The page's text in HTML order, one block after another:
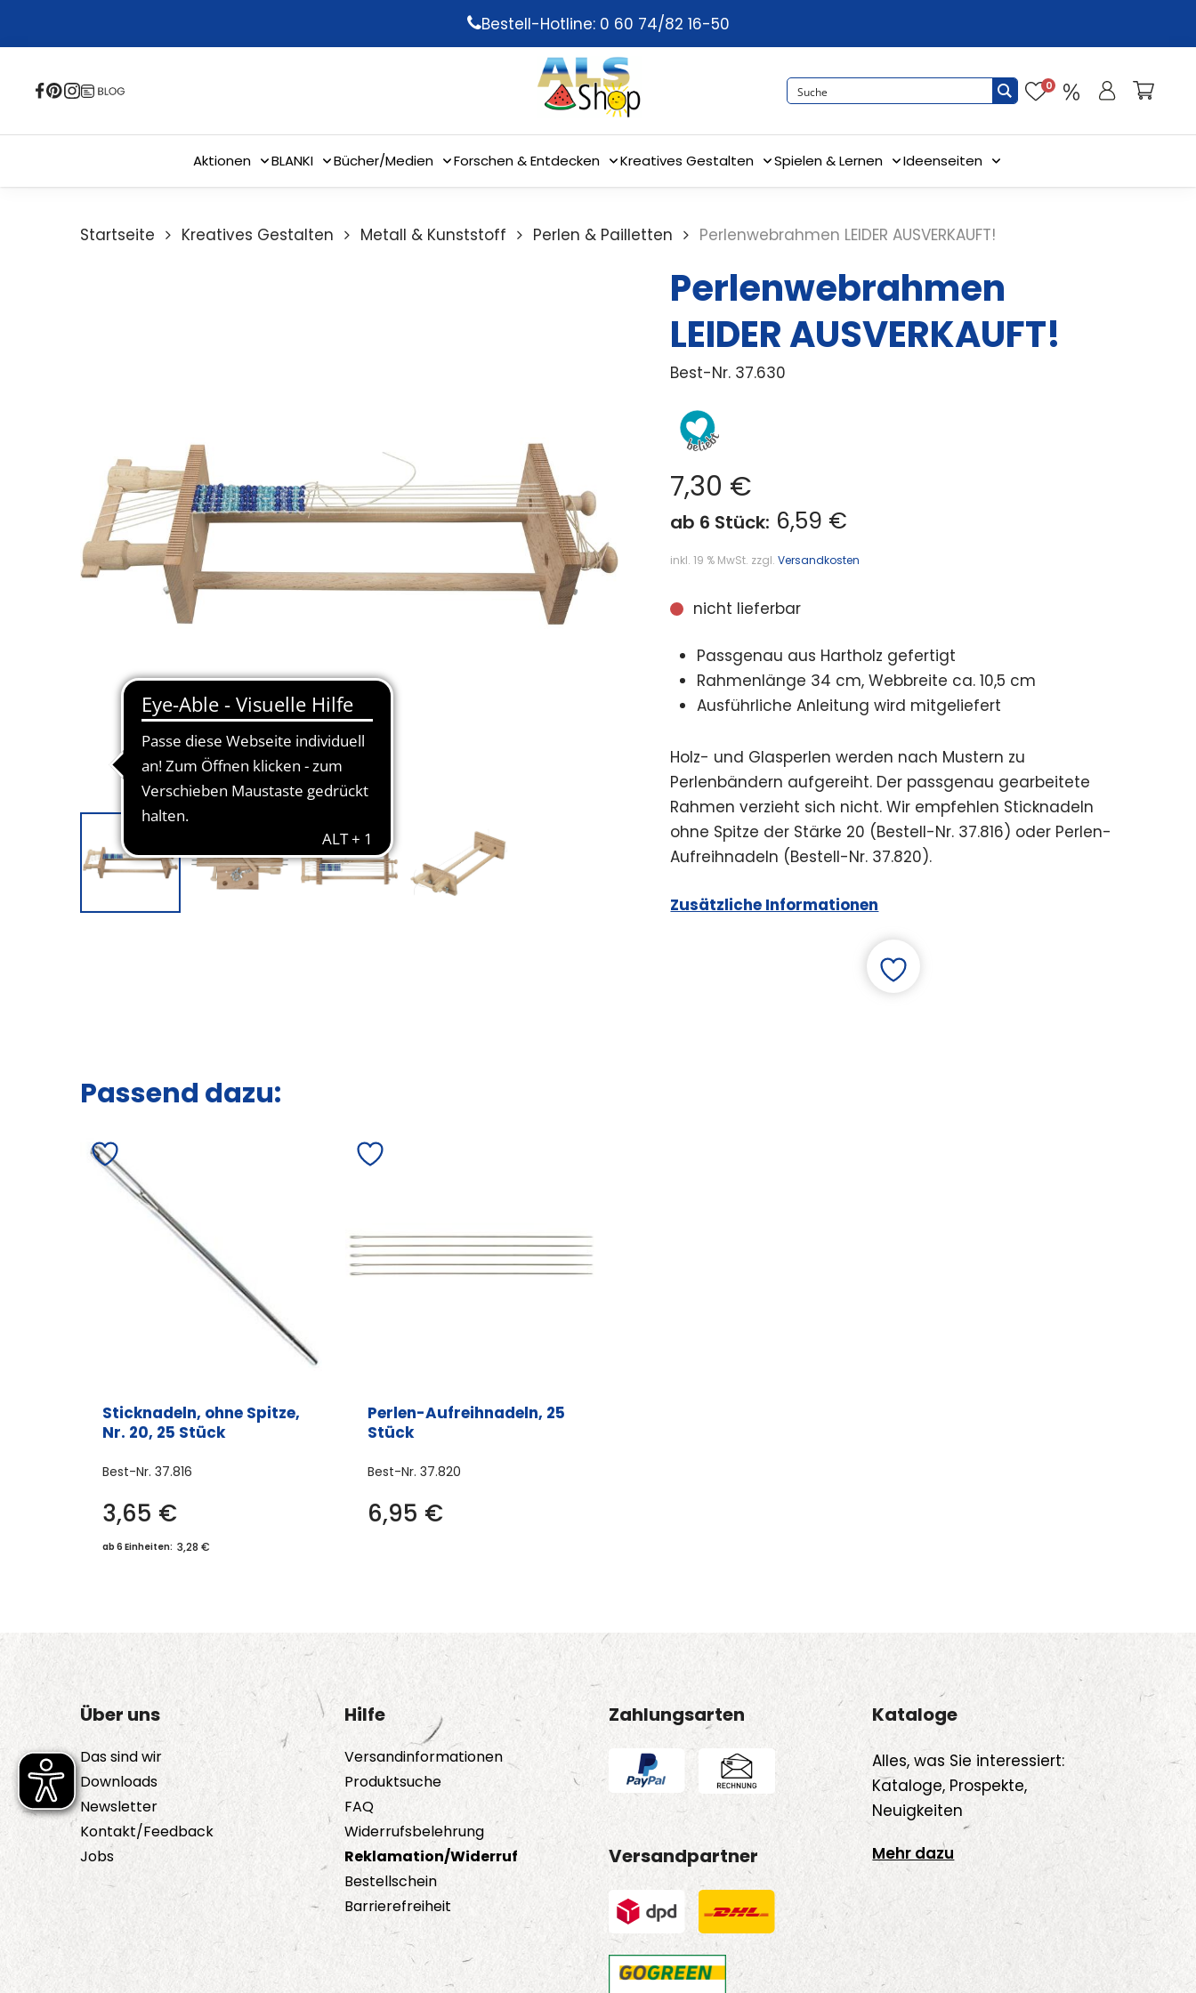
content
Bestell-Hotline: 0 60 74/82 16-50
0
Aktionen BLANKI Bücher/Medien Forschen & Entdecken Kreatives Gestalten Spielen & Lernen Ideenseiten
Startseite Kreatives Gestalten Metall & Kunststoff Perlen & Pailletten Perlenwebrahmen LEIDER AUSVERKAUFT!
Perlenwebrahmen
LEIDER AUSVERKAUFT!
Best-Nr. 37.630
7,30 €
ab 6 Stück: 6,59 €
inkl. 19 % MwSt. zzgl.Versandkosten
nicht lieferbar
Passgenau aus Hartholz gefertigt
Rahmenlänge 34 cm, Webbreite ca. 10,5 cm
Ausführliche Anleitung wird mitgeliefert
Holz- und Glasperlen werden nach Mustern zu
Perlenbändern aufgereiht. Der passgenau gearbeitete
Rahmen verzieht sich nicht. Wir empfehlen Sticknadeln
ohne Spitze der Stärke 20 (Bestell-Nr. 37.816) oder Perlen-
Aufreihnadeln (Bestell-Nr. 37.820).
Zusätzliche Informationen
Passend dazu:
Sticknadeln, ohne Spitze,
Nr. 20, 25 Stück
Best-Nr. 37.816
3,65 €
ab 6 Einheiten: 3,28 €
Perlen-Aufreihnadeln, 25
Stück
Best-Nr.37.820
6,95 €
Über uns
Das sind wir
Downloads
Newsletter
Kontakt/Feedback
Jobs
Hilfe
Versandinformationen
Produktsuche
FAQ
Widerrufsbelehrung
Reklamation/Widerruf
Bestellschein
Barrierefreiheit
Zahlungsarten
Versandpartner
Kataloge
Alles, was Sie interessiert:
Kataloge, Prospekte,
Neuigkeiten
Mehr dazu